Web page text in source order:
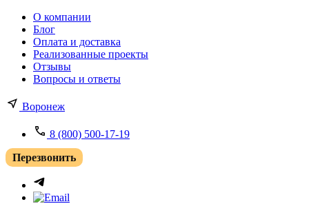
О компании
Блог
Оплата и доставка
Реализованные проекты
Отзывы
Вопросы и ответы
Воронеж
8 (800) 500-17-19
Перезвонить